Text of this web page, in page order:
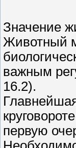
Значение
Животный
важным
16.2).
первую